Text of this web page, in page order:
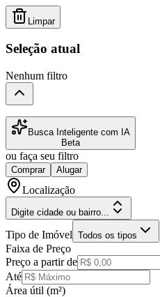
Limpar
Seleção atual
Nenhum filtro
Busca Inteligente com IA
Beta
ou faça seu filtro
Comprar Alugar
Localização
Digite cidade ou bairro...
Tipo de Imóvel Todos os tipos
Faixa de Preço
Preço a partir de
Até
Área útil (m²)